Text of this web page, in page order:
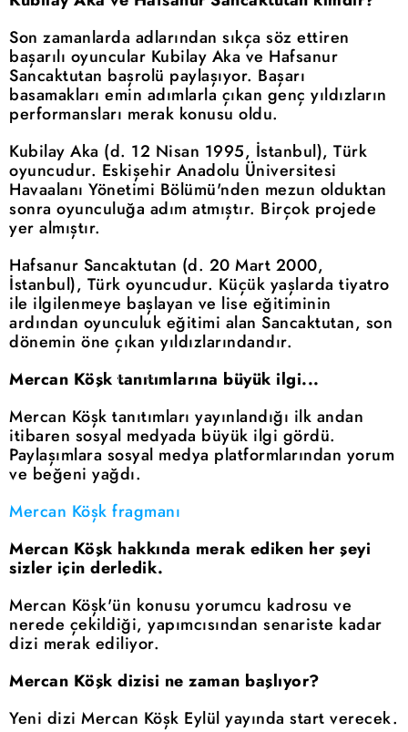
Son zamanlarda adlarından sıkça söz ettiren
başarılı oyuncular Kubilay Aka ve Hafsanur
Sancaktutan başrolü paylaşıyor. Başarı
basamakları emin adımlarla çıkan genç yıldızların
performansları merak konusu oldu.
Kubilay Aka (d. 12 Nisan 1995, İstanbul), Türk
oyuncudur. Eskişehir Anadolu Üniversitesi
Havaalanı Yönetimi Bölümü'nden mezun olduktan
sonra oyunculuğa adım atmıştır. Birçok projede
yer almıştır.
Hafsanur Sancaktutan (d. 20 Mart 2000,
İstanbul), Türk oyuncudur. Küçük yaşlarda tiyatro
ile ilgilenmeye başlayan ve lise eğitiminin
ardından oyunculuk eğitimi alan Sancaktutan, son
dönemin öne çıkan yıldızlarındandır.
Mercan Köşk tanıtımlarına büyük ilgi...
Mercan Köşk tanıtımları yayınlandığı ilk andan
itibaren sosyal medyada büyük ilgi gördü.
Paylaşımlara sosyal medya platformlarından yorum
ve beğeni yağdı.
Mercan Köşk fragmanı
Mercan Köşk hakkında merak ediken her şeyi
sizler için derledik.
Mercan Köşk'ün konusu yorumcu kadrosu ve
nerede çekildiği, yapımcısından senariste kadar
dizi merak ediliyor.
Mercan Köşk dizisi ne zaman başlıyor?
Yeni dizi Mercan Köşk Eylül yayında start verecek.